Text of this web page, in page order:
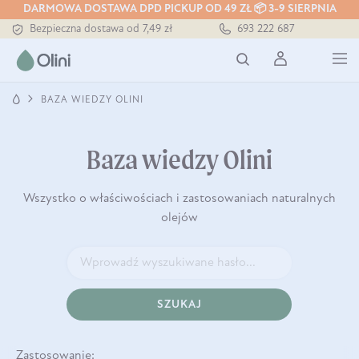
DARMOWA DOSTAWA DPD PICKUP OD 49 ZŁ 📦 3-9 SIERPNIA
Tłoczony zawsze na zimno
Bezpieczna dostawa od 7,49 zł
Tłoczony zawsze na zimno
693 222 687
BAZA WIEDZY OLINI
Baza wiedzy Olini
Wszystko o właściwościach i zastosowaniach naturalnych
olejów
SZUKAJ
Zastosowanie: